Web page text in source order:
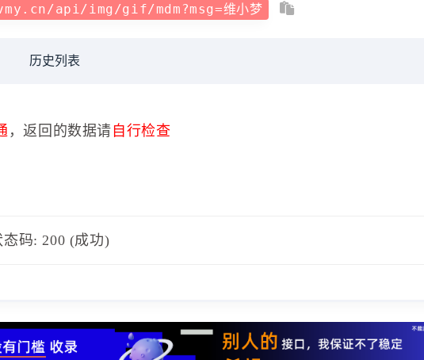
api/img/gif/mdm?msg=维小梦
历史列表
，返回的数据请 自行检查
码: 200 (成功)